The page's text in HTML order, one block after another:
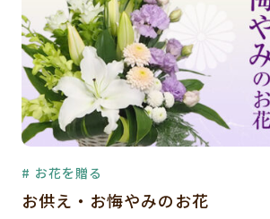
# お花を贈る
お供え・お悔やみのお花